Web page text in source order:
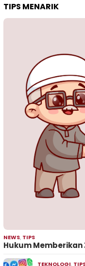
TIPS MENARIK
NEWS, TIPS
Hukum Memberikan
TEKNOLOGI,